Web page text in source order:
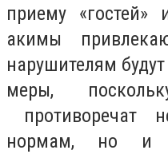
приему «гостей»
акимы
нарушителям
меры,
противоречат
нормам, но и